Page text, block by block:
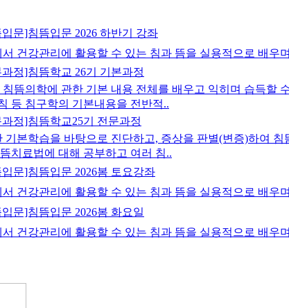
문]침뜸입문 2026 하반기 강좌
건강관리에 활용할 수 있는 침과 뜸을 실용적으로 배
정]침뜸학교 26기 기본과정
뜸의학에 관한 기본 내용 전체를 배우고 익히며 습득할
등 침구학의 기본내용을 전반적..
정]침뜸학교25기 전문과정
기본학습을 바탕으로 진단하고, 증상을 판별(변증)하여
치료법에 대해 공부하고 여러 침..
문]침뜸입문 2026봄 토요강좌
건강관리에 활용할 수 있는 침과 뜸을 실용적으로 배
문]침뜸입문 2026봄 화요일
건강관리에 활용할 수 있는 침과 뜸을 실용적으로 배